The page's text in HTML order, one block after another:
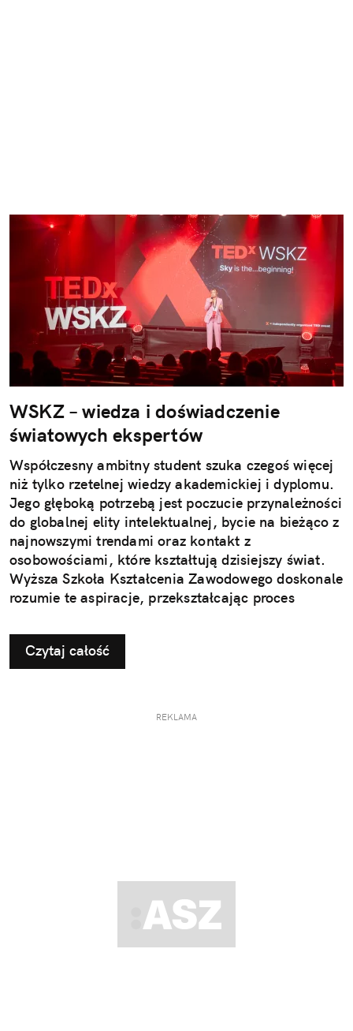
WSKZ – wiedza i doświadczenie
światowych ekspertów
Współczesny ambitny student szuka czegoś więcej
niż tylko rzetelnej wiedzy akademickiej i dyplomu.
Jego głęboką potrzebą jest poczucie przynależności
do globalnej elity intelektualnej, bycie na bieżąco z
najnowszymi trendami oraz kontakt z
osobowościami, które kształtują dzisiejszy świat.
Wyższa Szkoła Kształcenia Zawodowego doskonale
rozumie te aspiracje, przekształcając proces
tradycja akademicka spotyka się z technologią
jutra i wizjonerskim myśleniem.
Czytaj całość
REKLAMA